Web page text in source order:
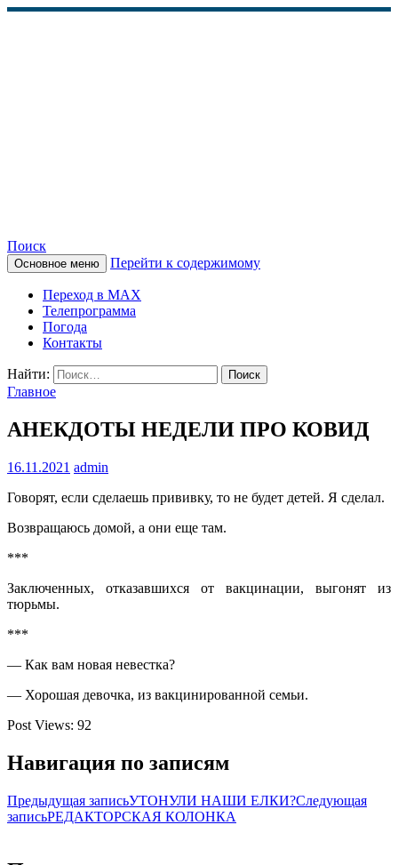
КАМЧАТСКОЕ
ИНФОРМАЦИОННОЕ
АГЕНТСТВО (КИА
«ВЕСТИ»)
Поиск
Основное меню Перейти к содержимому
Переход в MAX
Телепрограмма
Погода
Контакты
Найти:
Главное
АНЕКДОТЫ НЕДЕЛИ ПРО КОВИД
16.11.2021 admin
Говорят, если сделаешь прививку, то не будет детей. Я сделал.
Возвращаюсь домой, а они еще там.
***
Заключенных, отказавшихся от вакцинации, выгонят из
тюрьмы.
***
— Как вам новая невестка?
— Хорошая девочка, из вакцинированной семьи.
Post Views: 92
Навигация по записям
Предыдущая записьУТОНУЛИ НАШИ ЕЛКИ?Следующая
записьРЕДАКТОРСКАЯ КОЛОНКА